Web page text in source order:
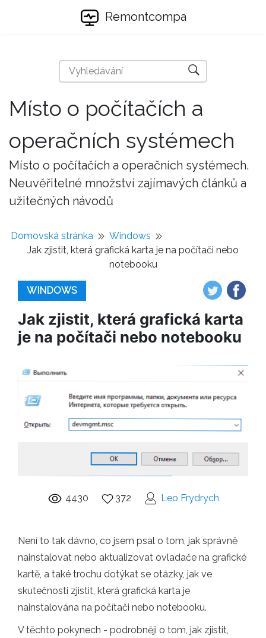
Remontcompa
Místo o počítačích a
operačních systémech
Místo o počítačích a operačních systémech.
Neuvěřitelné množství zajímavých článků a
užitečných návodů
Domovská stránka
Windows
Jak zjistit, která grafická karta je na počítači nebo
notebooku
WINDOWS
Jak zjistit, která grafická karta
je na počítači nebo notebooku
4430 372 Leo Frydrych
Není to tak dávno, co jsem psal o tom, jak správně
nainstalovat nebo aktualizovat ovladače na grafické
kartě, a také trochu dotýkat se otázky, jak ve
skutečnosti zjistit, která grafická karta je
nainstalována na počítači nebo notebooku.
V těchto pokynech - podrobněji o tom, jak zjistit,